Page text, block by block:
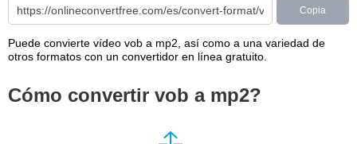
Copia
Puede convierte vídeo vob a mp2, así como a una variedad de
otros formatos con un convertidor en línea gratuito.
Cómo convertir vob a mp2?